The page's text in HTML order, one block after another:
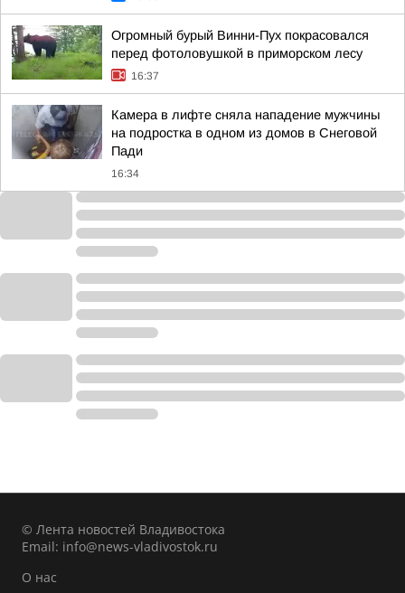
Огромный бурый Винни-Пух покрасовался
перед фотоловушкой в приморском лесу
16:37
Камера в лифте сняла нападение мужчины
на подростка в одном из домов в Снеговой
Пади
16:34
© Лента новостей Владивостока
Email: info@news-vladivostok.ru
О нас